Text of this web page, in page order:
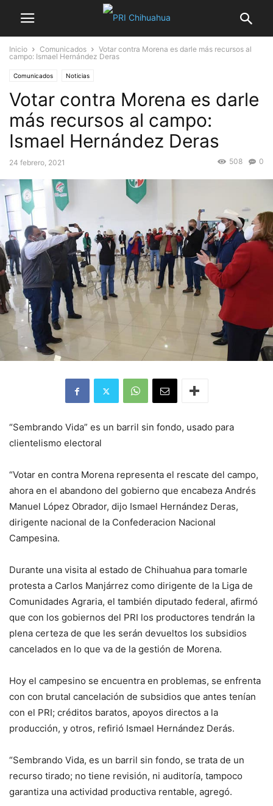
Inicio Comunicados
Votar contra Morena es darle más recursos al
campo: Ismael Hernández Deras
Comunicados Noticias
Votar contra Morena es darle
más recursos al campo:
Ismael Hernández Deras
24 febrero, 2021 0
508
“Sembrando Vida” es un barril sin fondo, usado para
clientelismo electoral
“Votar en contra Morena representa el rescate del campo,
ahora en el abandono del gobierno que encabeza Andrés
Manuel López Obrador, dijo Ismael Hernández Deras,
dirigente nacional de la Confederacion Nacional
Campesina.
Durante una visita al estado de Chihuahua para tomarle
protesta a Carlos Manjárrez como dirigente de la Liga de
Comunidades Agraria, el también diputado federal, afirmó
que con los gobiernos del PRI los productores tendrán la
plena certeza de que les serán devueltos los subsidios
cancelados en lo que va de la gestión de Morena.
Hoy el campesino se encuentra en problemas, se enfrenta
con con brutal cancelación de subsidios que antes tenían
con el PRI; créditos baratos, apoyos directos a la
producción, y otros, refirió Ismael Hernández Derás.
“Sembrando Vida, es un barril sin fondo, se trata de un
recurso tirado; no tiene revisión, ni auditoría, tampoco
garantiza una actividad productiva rentable, agregó.